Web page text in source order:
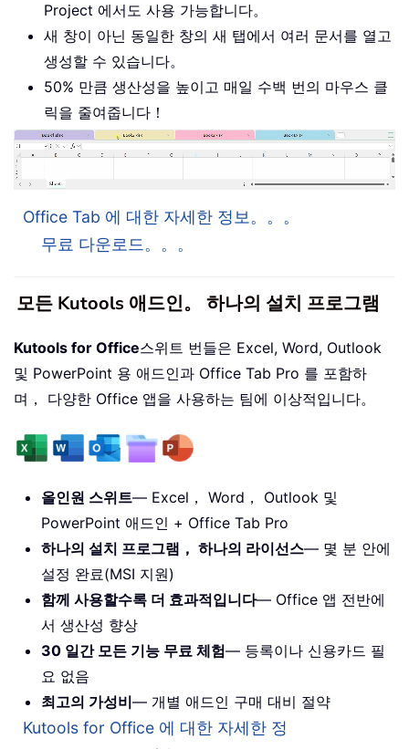
Project 에서도 사용 가능합니다。
새 창이 아닌 동일한 창의 새 탭에서 여러 문서를 열고
생성할 수 있습니다。
50% 만큼 생산성을 높이고 매일 수백 번의 마우스 클
릭을 줄여줍니다！
Office Tab 에 대한 자세한 정보。。。
무료 다운로드。。。
모든 Kutools 애드인。 하나의 설치 프로그램
Kutools for Office스위트 번들은 Excel, Word, Outlook
및 PowerPoint 용 애드인과 Office Tab Pro 를 포함하
며， 다양한 Office 앱을 사용하는 팀에 이상적입니다。
올인원 스위트— Excel， Word， Outlook 및
PowerPoint 애드인 + Office Tab Pro
하나의 설치 프로그램， 하나의 라이선스— 몇 분 안에
설정 완료(MSI 지원)
함께 사용할수록 더 효과적입니다— Office 앱 전반에
서 생산성 향상
30 일간 모든 기능 무료 체험— 등록이나 신용카드 필
요 없음
최고의 가성비— 개별 애드인 구매 대비 절약
Kutools for Office 에 대한 자세한 정